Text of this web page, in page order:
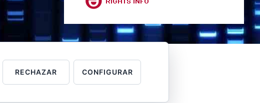
Acceder
RECHAZAR CONFIGURAR